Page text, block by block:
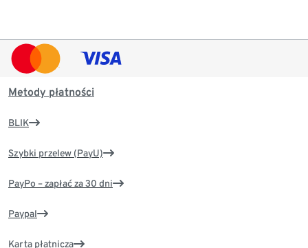
Metody płatności
BLIK
Szybki przelew (PayU)
PayPo – zapłać za 30 dni
Paypal
Karta płatnicza